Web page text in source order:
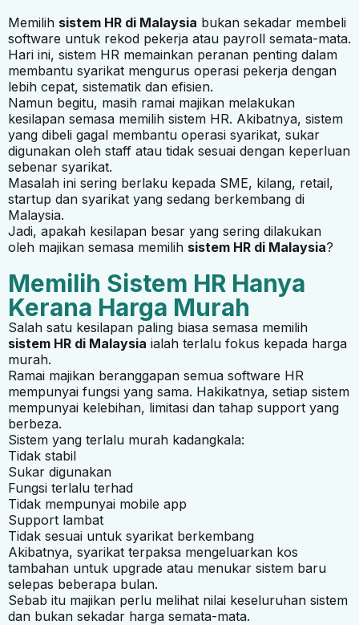
Memilih sistem HR di Malaysia bukan sekadar membeli
software untuk rekod pekerja atau payroll semata-mata.
Hari ini, sistem HR memainkan peranan penting dalam
membantu syarikat mengurus operasi pekerja dengan
lebih cepat, sistematik dan efisien.
Namun begitu, masih ramai majikan melakukan
kesilapan semasa memilih sistem HR. Akibatnya, sistem
yang dibeli gagal membantu operasi syarikat, sukar
digunakan oleh staff atau tidak sesuai dengan keperluan
sebenar syarikat.
Masalah ini sering berlaku kepada SME, kilang, retail,
startup dan syarikat yang sedang berkembang di
Malaysia.
Jadi, apakah kesilapan besar yang sering dilakukan
oleh majikan semasa memilih sistem HR di Malaysia?
Memilih Sistem HR Hanya
Kerana Harga Murah
Salah satu kesilapan paling biasa semasa memilih
sistem HR di Malaysia ialah terlalu fokus kepada harga
murah.
Ramai majikan beranggapan semua software HR
mempunyai fungsi yang sama. Hakikatnya, setiap sistem
mempunyai kelebihan, limitasi dan tahap support yang
berbeza.
Sistem yang terlalu murah kadangkala:
Tidak stabil
Sukar digunakan
Fungsi terlalu terhad
Tidak mempunyai mobile app
Support lambat
Tidak sesuai untuk syarikat berkembang
Akibatnya, syarikat terpaksa mengeluarkan kos
tambahan untuk upgrade atau menukar sistem baru
selepas beberapa bulan.
Sebab itu majikan perlu melihat nilai keseluruhan sistem
dan bukan sekadar harga semata-mata.